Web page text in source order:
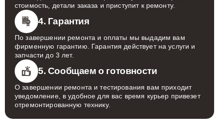
стоимость, детали заказа и приступит к ремонту.
4. Гарантия
По завершении ремонта и оплаты мы выдадим вам
фирменную гарантию. Гарантия действует на услуги и
запчасти до 3 лет.
5. Сообщаем о готовности
О завершении ремонта и тестирования вам приходит
уведомление, в удобное для вас время курьер привезет
отремонтированную технику.